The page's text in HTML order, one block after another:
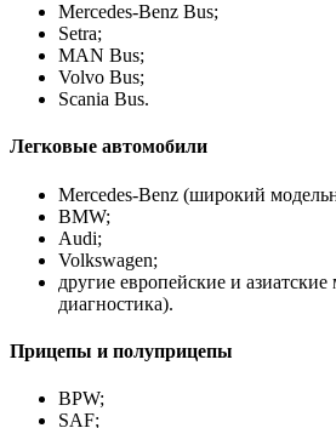
Mercedes-Benz Bus;
Setra;
MAN Bus;
Volvo Bus;
Scania Bus.
Легковые автомобили
Mercedes-Benz (широкий
BMW;
Audi;
Volkswagen;
другие европейские и
диагностика).
Прицепы и полуприцепы
BPW;
SAF;